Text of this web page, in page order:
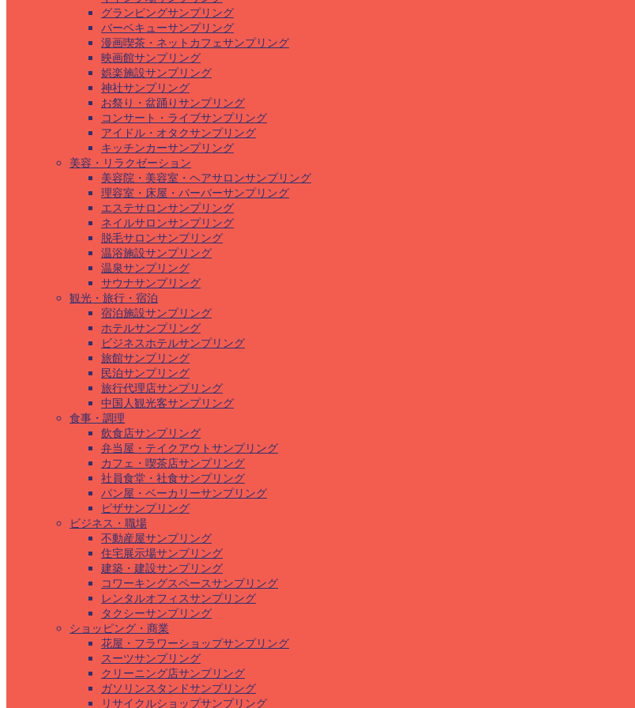
グランピングサンプリング
バーベキューサンプリング
漫画喫茶・ネットカフェサンプリング
映画館サンプリング
娯楽施設サンプリング
神社サンプリング
お祭り・盆踊りサンプリング
コンサート・ライブサンプリング
アイドル・オタクサンプリング
キッチンカーサンプリング
美容・リラクゼーション
美容院・美容室・ヘアサロンサンプリング
理容室・床屋・バーバーサンプリング
エステサロンサンプリング
ネイルサロンサンプリング
脱毛サロンサンプリング
温浴施設サンプリング
温泉サンプリング
サウナサンプリング
観光・旅行・宿泊
宿泊施設サンプリング
ホテルサンプリング
ビジネスホテルサンプリング
旅館サンプリング
民泊サンプリング
旅行代理店サンプリング
中国人観光客サンプリング
食事・調理
飲食店サンプリング
弁当屋・テイクアウトサンプリング
カフェ・喫茶店サンプリング
社員食堂・社食サンプリング
パン屋・ベーカリーサンプリング
ピザサンプリング
ビジネス・職場
不動産屋サンプリング
住宅展示場サンプリング
建築・建設サンプリング
コワーキングスペースサンプリング
レンタルオフィスサンプリング
タクシーサンプリング
ショッピング・商業
花屋・フラワーショップサンプリング
スーツサンプリング
クリーニング店サンプリング
ガソリンスタンドサンプリング
リサイクルショップサンプリング